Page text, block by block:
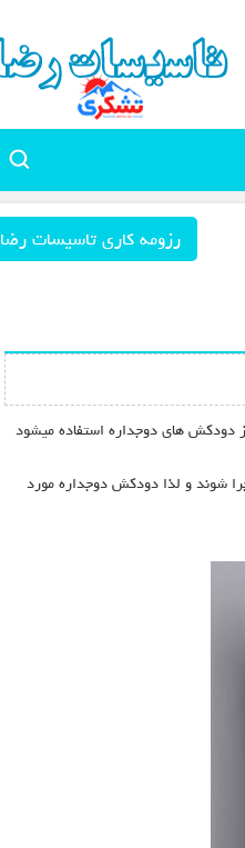
رزومه کاری تاسیسات رضا
دودکش های دوجداره استفاده میشود
و هوا به صورت جداگانه اجرا شوند و لذا دودکش دوجداره مورد